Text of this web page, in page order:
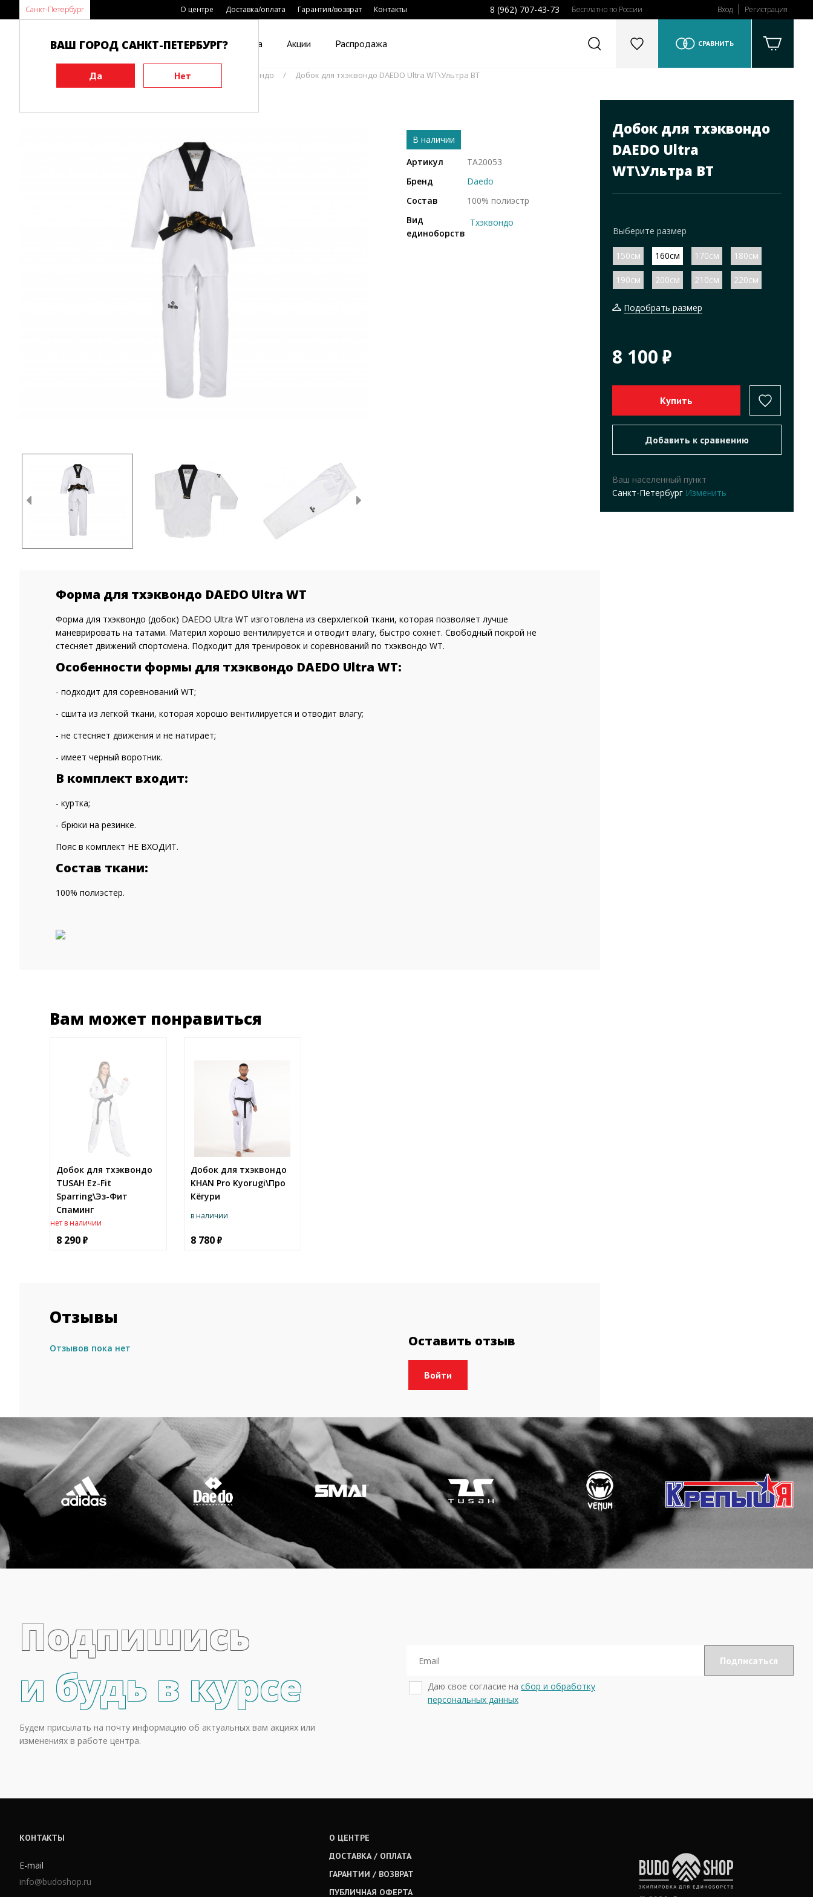
Санкт-Петербург О центре Доставка/оплата Гарантия/возврат Контакты 8 (962) 707-43-73 Бесплатно по России Вход Регистрация
Каталог Виды спорта Акции Распродажа СРАВНИТЬ
ВАШ ГОРОД САНКТ-ПЕТЕРБУРГ?
Экипировка Добок для Тхэквондо Добок для тхэквондо DAEDO Ultra WT\Ультра ВТ
В наличии
Артикул
TA20053
Бренд
Daedo
Состав
100% полиэстр
Вид
единоборств
Тхэквондо
Добок для тхэквондо
DAEDO Ultra
WT\Ультра ВТ
Выберите размер
150см 160см 170см 180см
190см 200см 210см 220см
Подобрать размер
8 100
Ваш населенный пункт
Санкт-Петербург Изменить
Форма для тхэквондо DAEDO Ultra WT
Форма для тхэквондо (добок) DAEDO Ultra WT изготовлена из сверхлегкой ткани, которая позволяет лучше
маневрировать на татами. Материл хорошо вентилируется и отводит влагу, быстро сохнет. Свободный покрой не
стесняет движений спортсмена. Подходит для тренировок и соревнований по тхэквондо WT.
Особенности формы для тхэквондо DAEDO Ultra WT:
- подходит для соревнований WT;
- сшита из легкой ткани, которая хорошо вентилируется и отводит влагу;
- не стесняет движения и не натирает;
- имеет черный воротник.
В комплект входит:
- куртка;
- брюки на резинке.
Пояс в комплект НЕ ВХОДИТ.
Состав ткани:
100% полиэстер.
Вам может понравиться
Добок для тхэквондо
TUSAH Ez-Fit
Sparring\Эз-Фит
Спаминг
нет в наличии
8 290
Добок для тхэквондо
KHAN Pro Kyorugi\Про
Кёгури
в наличии
8 780
Отзывы
Отзывов пока нет Оставить отзыв
Подпишись
и будь в курсе
Будем присылать на почту информацию об актуальных вам акциях или
изменениях в работе центра.
Даю свое согласие на сбор и обработку
персональных данных
КОНТАКТЫ
E-mail
info@budoshop.ru
О ЦЕНТРЕ
ДОСТАВКА / ОПЛАТА
ГАРАНТИИ / ВОЗВРАТ
ПУБЛИЧНАЯ ОФЕРТА